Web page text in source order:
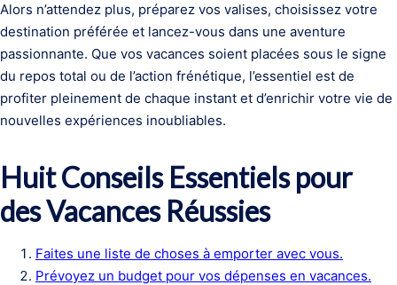
Alors n’attendez plus, préparez vos valises, choisissez votre
destination préférée et lancez-vous dans une aventure
passionnante. Que vos vacances soient placées sous le signe
du repos total ou de l’action frénétique, l’essentiel est de
profiter pleinement de chaque instant et d’enrichir votre vie de
nouvelles expériences inoubliables.
Huit Conseils Essentiels pour
des Vacances Réussies
Faites une liste de choses à emporter avec vous.
Prévoyez un budget pour vos dépenses en vacances.